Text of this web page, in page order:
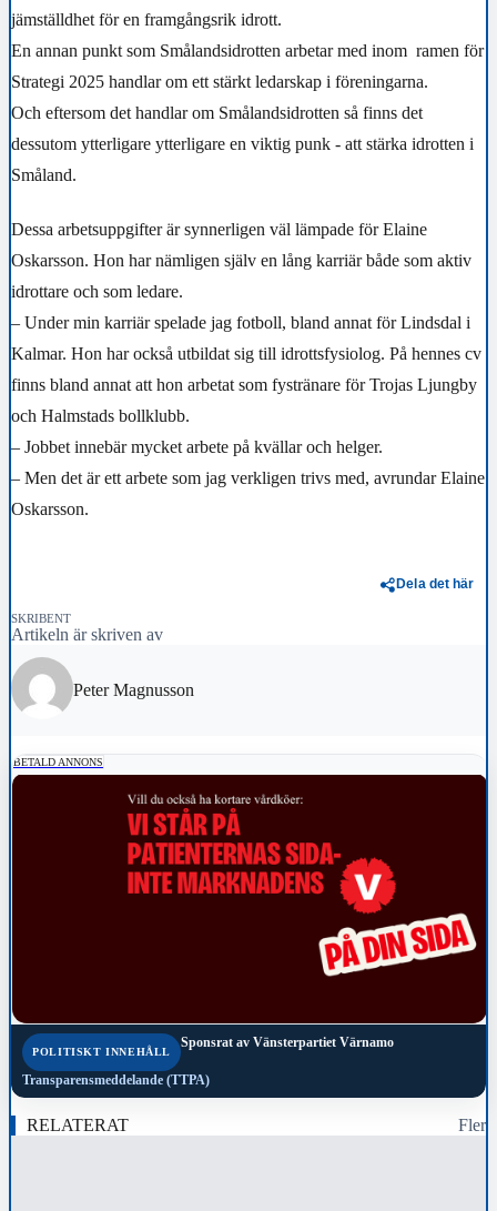
jämställdhet för en framgångsrik idrott.
En annan punkt som Smålandsidrotten arbetar med inom ramen för
Strategi 2025 handlar om ett stärkt ledarskap i föreningarna.
Och eftersom det handlar om Smålandsidrotten så finns det
dessutom ytterligare ytterligare en viktig punk - att stärka idrotten i
Småland.
Dessa arbetsuppgifter är synnerligen väl lämpade för Elaine
Oskarsson. Hon har nämligen själv en lång karriär både som aktiv
idrottare och som ledare.
– Under min karriär spelade jag fotboll, bland annat för Lindsdal i
Kalmar. Hon har också utbildat sig till idrottsfysiolog. På hennes cv
finns bland annat att hon arbetat som fystränare för Trojas Ljungby
och Halmstads bollklubb.
– Jobbet innebär mycket arbete på kvällar och helger.
– Men det är ett arbete som jag verkligen trivs med, avrundar Elaine
Oskarsson.
Dela det här
SKRIBENT
Artikeln är skriven av
Peter Magnusson
BETALD ANNONS
POLITISKT INNEHÅLL
Sponsrat av Vänsterpartiet Värnamo
Transparensmeddelande (TTPA)
RELATERAT Fler